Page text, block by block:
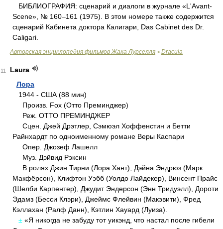
БИБЛИОГРАФИЯ: сценарий и диалоги в журнале «L'Avant-
Scene», № 160–161 (1975). В этом номере также содержится
сценарий Кабинета доктора Калигари, Das Cabinet des Dr.
Caligari.
Авторская энциклопедия фильмов Жака Лурселля > Dracula
11
Laura
Лора
1944 - США (88 мин)
Произв. Fox (Отто Преминджер)
Реж. ОТТО ПРЕМИНДЖЕР
Сцен. Джей Дрэтлер, Сэмюэл Хоффенстин и Бетти
Райнхардт по одноименному романе Веры Каспари
Опер. Джозеф Лашелл
Муз. Дэйвид Рэксин
В ролях Джин Тирни (Лора Хант), Дэйна Эндрюз (Марк
Макфёрсон), Клифтон Уэбб (Уолдо Лайдекер), Винсент Прайс
(Шелби Карпентер), Джудит Эндерсон (Энн Тридуэлл), Дороти
Эдамз (Бесси Клэри), Джеймс Флейвин (Макэвити), Фред
Кэллахан (Ралф Данн), Кэтлин Хауард (Луиза).
± «Я никогда не забуду тот уикэнд, что настал после гибели